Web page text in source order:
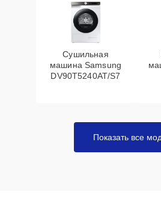
Сушильная
машина Samsung
DV90T5240AT/S7
Показать все